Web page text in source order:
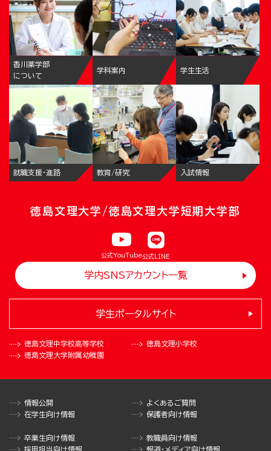
香川薬学部
について
学科案内 学生生活
就職支援・進路 教育/研究 入試情報
徳島文理大学/徳島文理大学短期大学部
公式YouTube公式LINE
学内SNSアカウント一覧
徳島文理中学校高等学校
徳島文理小学校
徳島文理大学附属幼稚園
学生ポータルサイト
情報公開
よくあるご質問
在学生向け情報
保護者向け情報
卒業生向け情報
教職員向け情報
採用担当向け情報
報道・メディア向け情報